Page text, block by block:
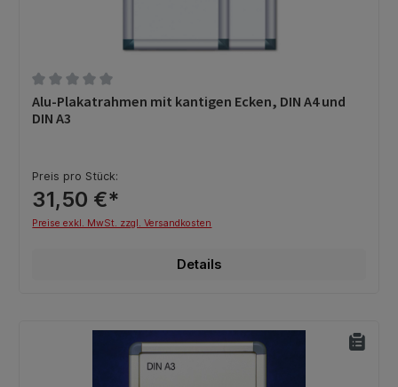
Durchschnittliche Bewertung von 0 von 5 Sternen
Alu-Plakatrahmen mit kantigen Ecken, DIN A4 und
DIN A3
Preis pro Stück:
31,50 €*
Preise exkl. MwSt. zzgl. Versandkosten
Details